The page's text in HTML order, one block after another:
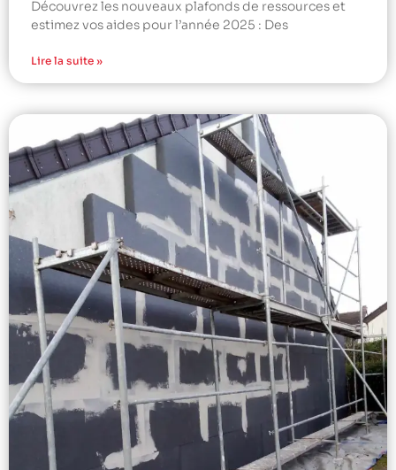
Découvrez les nouveaux plafonds de ressources et
estimez vos aides pour l’année 2025 : Des
Lire la suite »